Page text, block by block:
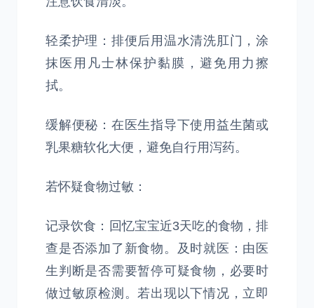
轻柔护理：排便后用温水清洗肛门，涂
抹医用凡士林保护黏膜，避免用力擦
拭。
缓解便秘：在医生指导下使用益生菌或
乳果糖软化大便，避免自行用泻药。
若怀疑食物过敏：
记录饮食：回忆宝宝近3天吃的食物，排
查是否添加了新食物。及时就医：由医
生判断是否需要暂停可疑食物，必要时
做过敏原检测。若出现以下情况，立即